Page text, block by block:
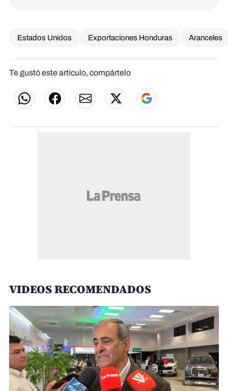
Estados Unidos Exportaciones Honduras Aranceles
Te gustó este artículo, compártelo
VIDEOS RECOMENDADOS